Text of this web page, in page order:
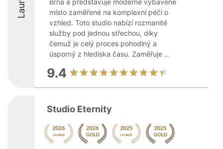
Brna a představuje moderně vybavené
místo zaměřené na komplexní péči o
vzhled. Toto studio nabízí rozmanité
služby pod jednou střechou, díky
čemuž je celý proces pohodlný a
úsporný z hlediska času. Zaměřuje ...
9.4
Studio Eternity